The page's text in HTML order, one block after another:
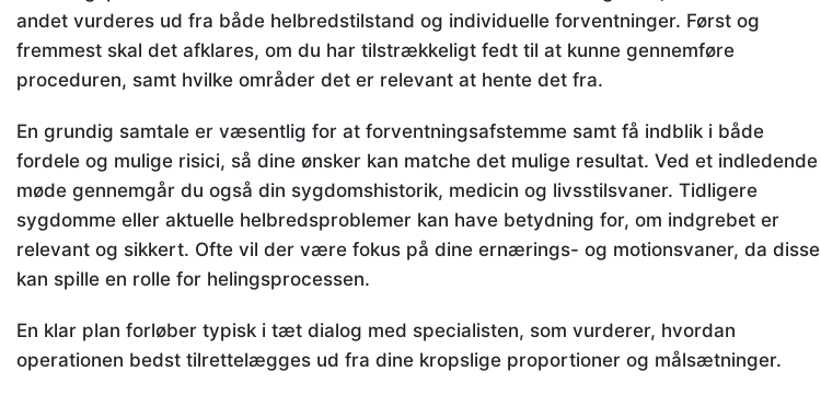
andet vurderes ud fra både helbredstilstand og individuelle forventninger. Først og
fremmest skal det afklares, om du har tilstrækkeligt fedt til at kunne gennemføre
proceduren, samt hvilke områder det er relevant at hente det fra.
En grundig samtale er væsentlig for at forventningsafstemme samt få indblik i både
fordele og mulige risici, så dine ønsker kan matche det mulige resultat. Ved et indledende
møde gennemgår du også din sygdomshistorik, medicin og livsstilsvaner. Tidligere
sygdomme eller aktuelle helbredsproblemer kan have betydning for, om indgrebet er
relevant og sikkert. Ofte vil der være fokus på dine ernærings- og motionsvaner, da disse
kan spille en rolle for helingsprocessen.
En klar plan forløber typisk i tæt dialog med specialisten, som vurderer, hvordan
operationen bedst tilrettelægges ud fra dine kropslige proportioner og målsætninger.